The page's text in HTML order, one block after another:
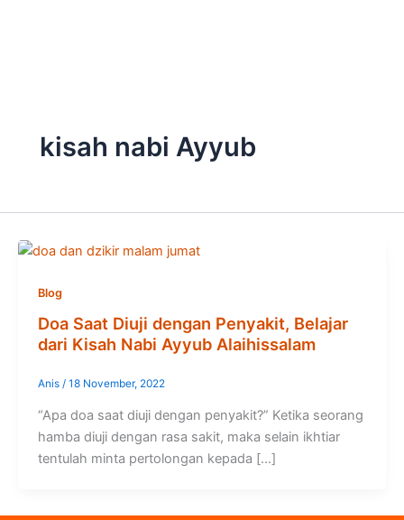
kisah nabi Ayyub
Blog
Doa Saat Diuji dengan Penyakit, Belajar
dari Kisah Nabi Ayyub Alaihissalam
Anis / 18 November, 2022
“Apa doa saat diuji dengan penyakit?” Ketika seorang
hamba diuji dengan rasa sakit, maka selain ikhtiar
tentulah minta pertolongan kepada […]